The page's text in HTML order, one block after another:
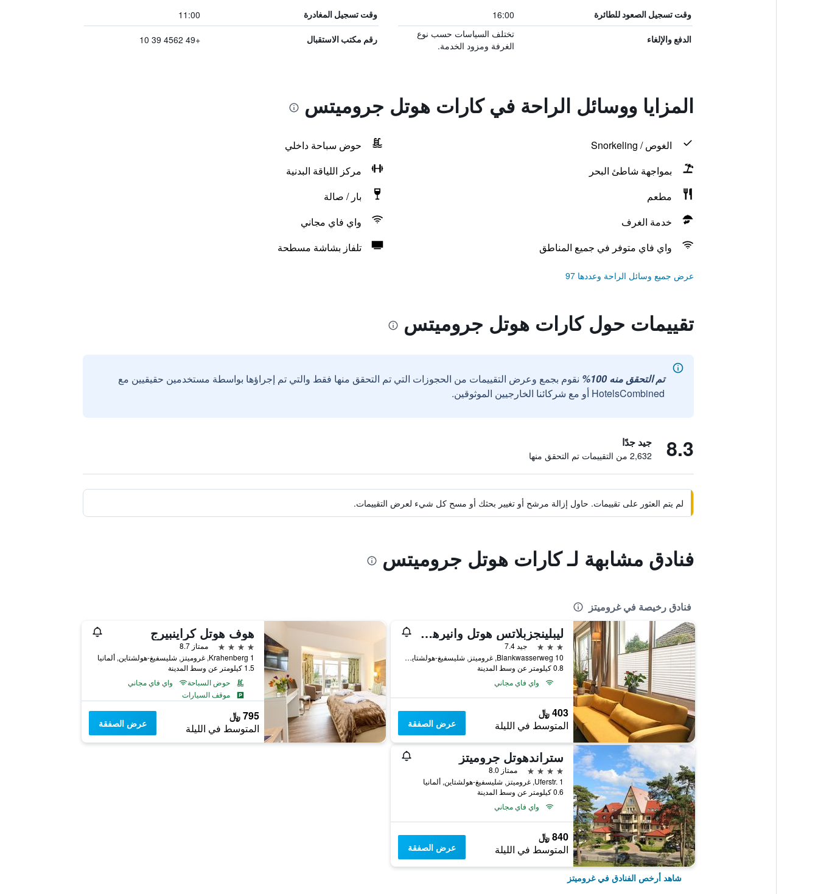
وقت تسجيل الصعود للطائرة 16:00 وقت تسجيل المغادرة 11:00
الدفع والإلغاء
تختلف السياسات حسب نوع
الغرفة ومزود الخدمة.
رقم مكتب الاستقبال +49 4562 39 10
المزايا ووسائل الراحة في كارات هوتل جروميتس
الغوص / Snorkeling
حوض سباحة داخلي
بمواجهة شاطئ البحر
مركز اللياقة البدنية
مطعم
بار / صالة
خدمة الغرف
واي فاي مجاني
واي فاي متوفر في جميع المناطق
تلفاز بشاشة مسطحة
عرض جميع وسائل الراحة وعددها 97
تقييمات حول كارات هوتل جروميتس
تم التحقق منه 100%
نقوم بجمع وعرض التقييمات من الحجوزات التي تم التحقق منها فقط والتي تم إجراؤها بواسطة مستخدمين حقيقيين مع
HotelsCombined أو مع شركائنا الخارجيين الموثوقين.
8.3 جيد جدًا
2,632 من التقييمات تم التحقق منها
لم يتم العثور على تقييمات. حاول إزالة مرشح أو تغيير بحثك أو مسح كل شيء لعرض التقييمات.
فنادق مشابهة لـ كارات هوتل جروميتس
فنادق رخيصة في غروميتز
ليبلينجزبلاتس هوتل وانيرهوس
3 نجوم
جيد 7.4
Blankwasserweg 10, غروميتز, شليسفيغ-هولشتاين, ألمانيا
0.8 كيلومتر عن وسط المدينة
واي فاي مجاني
403 ﷼
المتوسط في الليلة عرض الصفقة
هوف هوتل كراينبيرج
4 نجوم
ممتاز 8.7
Krahenberg 1, غروميتز, شليسفيغ-هولشتاين, ألمانيا
1.5 كيلومتر عن وسط المدينة
حوض السباحة
واي فاي مجاني
موقف السيارات
795 ﷼
المتوسط في الليلة عرض الصفقة
ستراندهوتل جروميتز
4 نجوم
ممتاز 8.0
Uferstr. 1, غروميتز, شليسفيغ-هولشتاين, ألمانيا
0.6 كيلومتر عن وسط المدينة
واي فاي مجاني
840 ﷼
المتوسط في الليلة عرض الصفقة
شاهد أرخص الفنادق في غروميتز